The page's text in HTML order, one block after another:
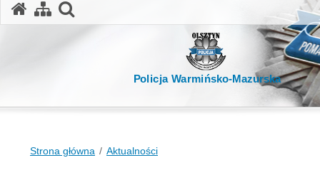
Policja Warmińsko-Mazurska
Strona główna Aktualności